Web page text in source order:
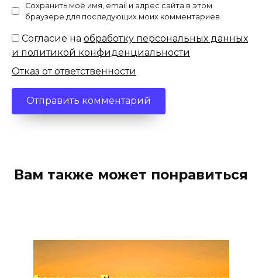
Сохранить моё имя, email и адрес сайта в этом
браузере для последующих моих комментариев.
Согласие на обработку персональных данных
и политикой конфиденциальности
Отказ от ответственности
Вам также может понравиться